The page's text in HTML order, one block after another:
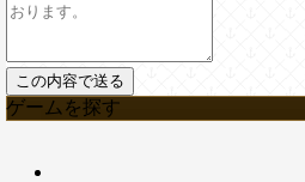
ゲームを探す